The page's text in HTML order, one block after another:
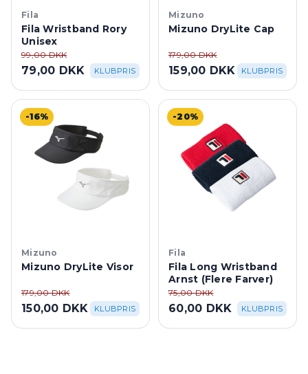
Fila
Fila Wristband Rory
Unisex
99,00 DKK
79,00 DKK KLUBPRIS
Mizuno
Mizuno DryLite Cap
179,00 DKK
159,00 DKK KLUBPRIS
-16%
Mizuno
Mizuno DryLite Visor
179,00 DKK
150,00 DKK KLUBPRIS
-20%
Fila
Fila Long Wristband
Arnst (Flere Farver)
75,00 DKK
60,00 DKK KLUBPRIS